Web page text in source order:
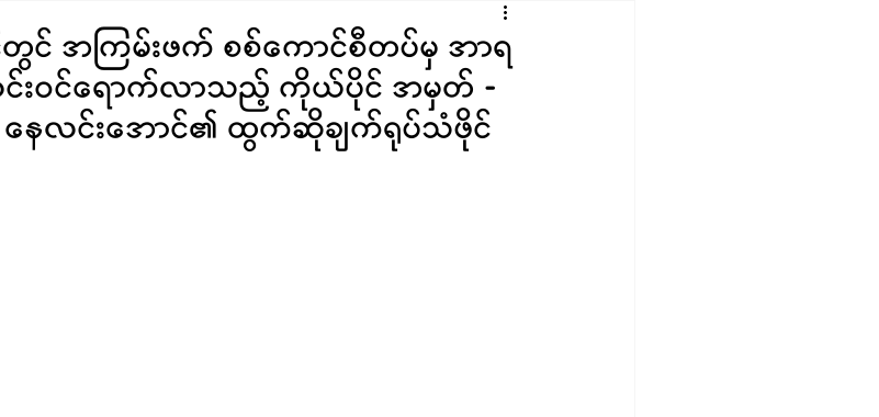
င်တွင် အကြမ်းဖက် စစ်ကောင်စီတပ်မှ အာရ
ဝင်ရောက်လာသည့် ကိုယ်ပိုင် အမှတ် -
နေလင်းအောင်၏ ထွက်ဆိုချက်ရုပ်သံဖိုင်